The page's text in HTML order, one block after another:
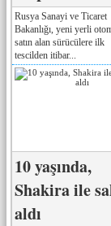
Rusya Sanayi ve Ticaret
Bakanlığı, yeni yerli
satın alan sürücülere ilk
tescilden itibar...
10 yaşında,
Shakira ile
aldı